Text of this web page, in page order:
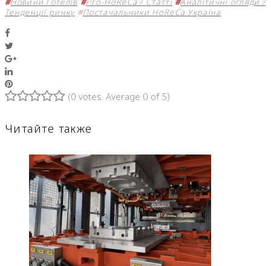
Тенденції ринку #Постачальники HoReCa Україна
Google+
LinkedIn
Pinterest
(0 votes. Average 0 of 5)
Читайте также